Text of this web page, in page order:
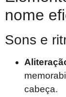
nome
Sons e
cabeça.